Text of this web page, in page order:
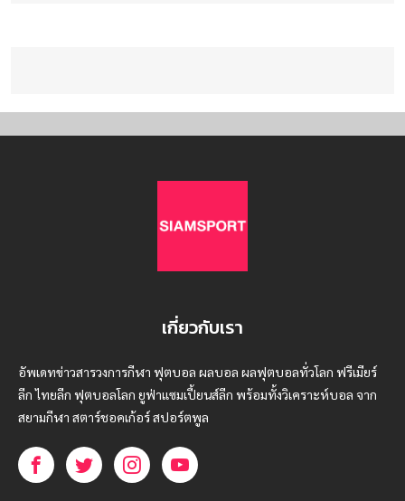
เกี่ยวกับเรา
อัพเดทข่าวสารวงการกีฬา ฟุตบอล ผลบอล ผลฟุตบอลทั่วโลก ฟรีเมียร์
ลีก ไทยลีก ฟุตบอลโลก ยูฟ่าแซมเปี้ยนส์ลีก พร้อมทั้งวิเคราะห์บอล จาก
สยามกีฬา สตาร์ชอคเก้อร์ สปอร์ตพูล